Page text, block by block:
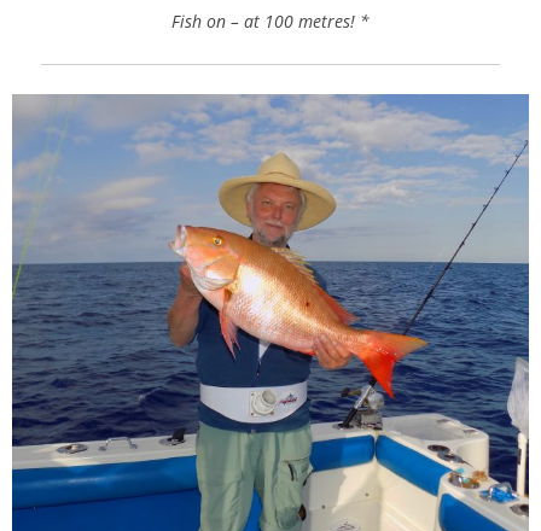
Fish on – at 100 metres! *